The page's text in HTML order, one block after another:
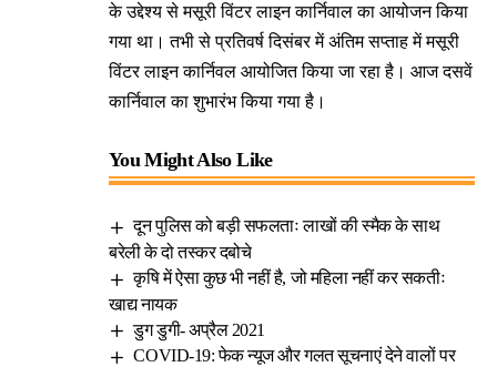
के उद्देश्य से मसूरी विंटर लाइन कार्निवाल का आयोजन किया
गया था। तभी से प्रतिवर्ष दिसंबर में अंतिम सप्ताह में मसूरी
विंटर लाइन कार्निवल आयोजित किया जा रहा है। आज दसवें
कार्निवाल का शुभारंभ किया गया है।
You Might Also Like
दून पुलिस को बड़ी सफलताः लाखों की स्मैक के साथ
बरेली के दो तस्कर दबोचे
कृषि में ऐसा कुछ भी नहीं है, जो महिला नहीं कर सकतीः
खाद्य नायक
डुग डुगी- अप्रैल 2021
COVID-19: फेक न्यूज और गलत सूचनाएं देने वालों पर